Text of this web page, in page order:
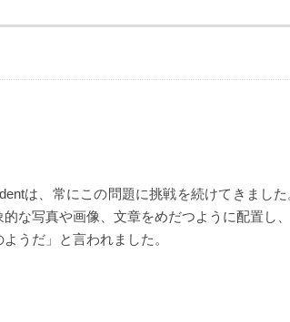
は、常にこの問題に挑戦を続けてきまし
な写真や画像、文章をめだつように配置し
うだ」と言われました。